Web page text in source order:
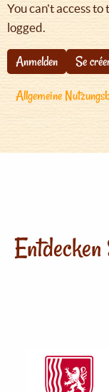
You can't access
logged.
Anmelden
Se
Allgemeine